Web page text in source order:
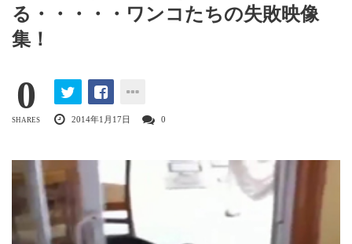
る・・・・・ワンコたちの失敗映像
集！
0
SHARES 2014年1月17日 0